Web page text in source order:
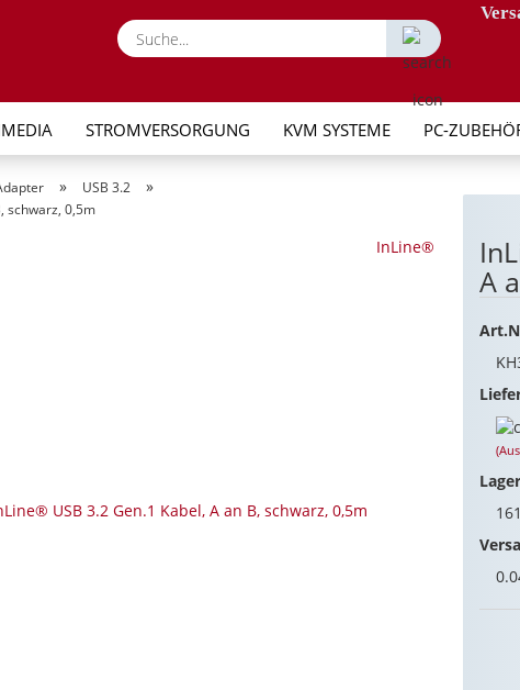
Suche...
STROMVERSORGUNG KVM SYSTEME PC-
» USB 3.2 »
schwarz, 0,5m
InLine®
A